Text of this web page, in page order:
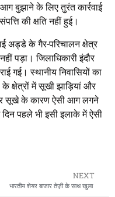
बुझाने के लिए तुरंत कार्रवाई
की क्षति नहीं हुई।
अड्डे के गैर-परिचालन क्षेत्र
पड़ा। जिलाधिकारी इंदौर
गई। स्थानीय निवासियों का
क्षेत्रों में सूखी झाड़ियां और
सूखे के कारण ऐसी आग लगने
पहले भी इसी इलाके में ऐसी
NEXT
भारतीय शेयर बाजार तेज़ी के साथ खुला